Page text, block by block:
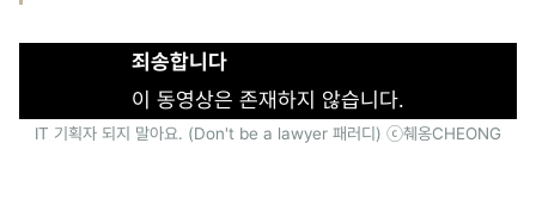
죄송합니다
이 동영상은 존재하지 않습니다.
IT 기획자 되지 말아요. (Don't be a lawyer 패러디) ⓒ췌옹CHEONG